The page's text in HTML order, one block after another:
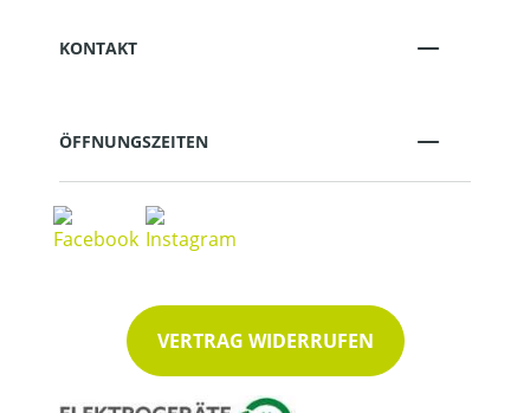
KONTAKT
ÖFFNUNGSZEITEN
VERTRAG WIDERRUFEN